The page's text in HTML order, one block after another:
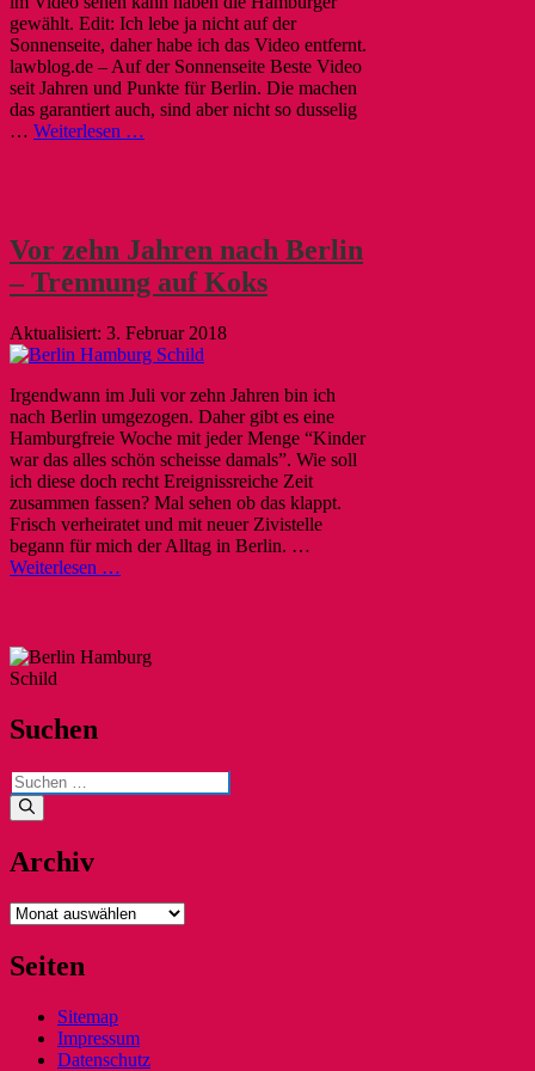
gewählt. Edit: Ich lebe ja nicht auf der
Sonnenseite, daher habe ich das Video entfernt.
lawblog.de – Auf der Sonnenseite Beste Video
seit Jahren und Punkte für Berlin. Die machen
das garantiert auch, sind aber nicht so dusselig
… Weiterlesen …
Vor zehn Jahren nach Berlin
– Trennung auf Koks
3. Februar 2018
Irgendwann im Juli vor zehn Jahren bin ich
nach Berlin umgezogen. Daher gibt es eine
Hamburgfreie Woche mit jeder Menge “Kinder
war das alles schön scheisse damals”. Wie soll
ich diese doch recht Ereignissreiche Zeit
zusammen fassen? Mal sehen ob das klappt.
Frisch verheiratet und mit neuer Zivistelle
begann für mich der Alltag in Berlin. …
Weiterlesen …
Suchen
Suchen
nach:
Archiv
Archiv
Seiten
Sitemap
Impressum
Datenschutz